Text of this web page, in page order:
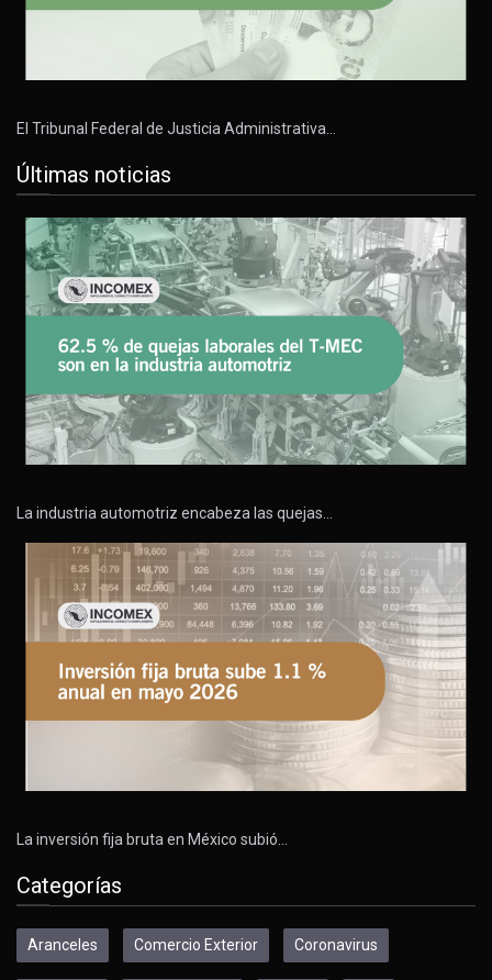
El Tribunal Federal de Justicia Administrativa…
Últimas noticias
La industria automotriz encabeza las quejas…
La inversión fija bruta en México subió…
Categorías
Aranceles Comercio Exterior Coronavirus